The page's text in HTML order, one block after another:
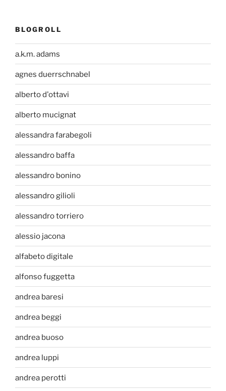
BLOGROLL
a.k.m. adams
agnes duerrschnabel
alberto d'ottavi
alberto mucignat
alessandra farabegoli
alessandro baffa
alessandro bonino
alessandro gilioli
alessandro torriero
alessio jacona
alfabeto digitale
alfonso fuggetta
andrea baresi
andrea beggi
andrea buoso
andrea luppi
andrea perotti